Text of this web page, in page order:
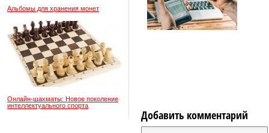
Альбомы для хранения монет
Онлайн-шахматы: Новое поколение
интеллектуального спорта
Добавить комментарий